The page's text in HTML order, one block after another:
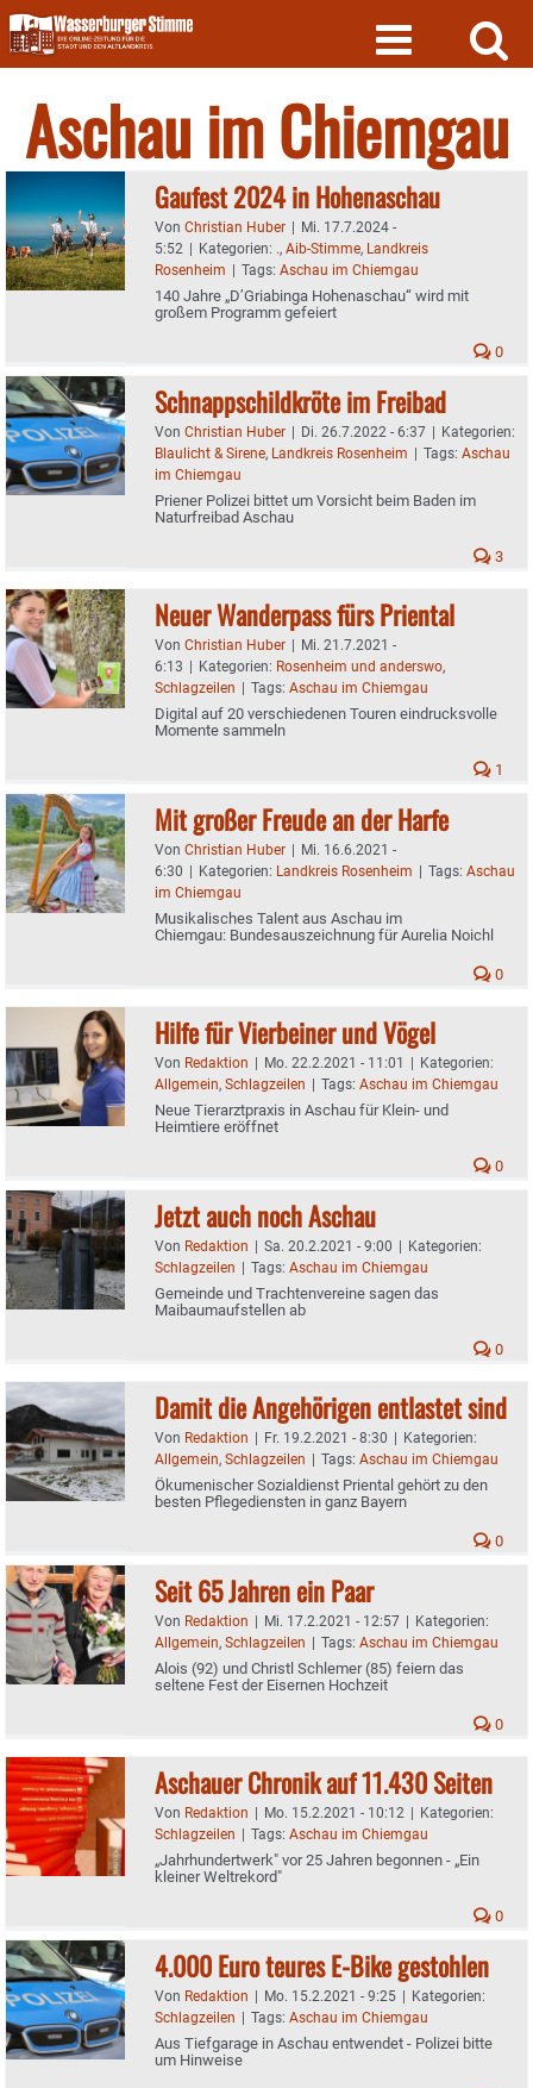
Skip
to
content
Aschau im Chiemgau
Gaufest 2024 in Hohenaschau
Von Christian Huber | Mi. 17.7.2024 -
5:52 | Kategorien: ., Aib-Stimme, Landkreis
Rosenheim | Tags: Aschau im Chiemgau
140 Jahre „D’Griabinga Hohenaschau“ wird mit
großem Programm gefeiert
0
Schnappschildkröte im Freibad
Von Christian Huber | Di. 26.7.2022 - 6:37 | Kategorien:
Blaulicht & Sirene, Landkreis Rosenheim | Tags: Aschau
im Chiemgau
Priener Polizei bittet um Vorsicht beim Baden im
Naturfreibad Aschau
3
Neuer Wanderpass fürs Priental
Von Christian Huber | Mi. 21.7.2021 -
6:13 | Kategorien: Rosenheim und anderswo,
Schlagzeilen | Tags: Aschau im Chiemgau
Digital auf 20 verschiedenen Touren eindrucksvolle
Momente sammeln
1
Mit großer Freude an der Harfe
Von Christian Huber | Mi. 16.6.2021 -
6:30 | Kategorien: Landkreis Rosenheim | Tags: Aschau
im Chiemgau
Musikalisches Talent aus Aschau im
Chiemgau: Bundesauszeichnung für Aurelia Noichl
0
Hilfe für Vierbeiner und Vögel
Von Redaktion | Mo. 22.2.2021 - 11:01 | Kategorien:
Allgemein, Schlagzeilen | Tags: Aschau im Chiemgau
Neue Tierarztpraxis in Aschau für Klein- und
Heimtiere eröffnet
0
Jetzt auch noch Aschau
Von Redaktion | Sa. 20.2.2021 - 9:00 | Kategorien:
Schlagzeilen | Tags: Aschau im Chiemgau
Gemeinde und Trachtenvereine sagen das
Maibaumaufstellen ab
0
Damit die Angehörigen entlastet sind
Von Redaktion | Fr. 19.2.2021 - 8:30 | Kategorien:
Allgemein, Schlagzeilen | Tags: Aschau im Chiemgau
Ökumenischer Sozialdienst Priental gehört zu den
besten Pflegediensten in ganz Bayern
0
Seit 65 Jahren ein Paar
Von Redaktion | Mi. 17.2.2021 - 12:57 | Kategorien:
Allgemein, Schlagzeilen | Tags: Aschau im Chiemgau
Alois (92) und Christl Schlemer (85) feiern das
seltene Fest der Eisernen Hochzeit
0
Aschauer Chronik auf 11.430 Seiten
Von Redaktion | Mo. 15.2.2021 - 10:12 | Kategorien:
Schlagzeilen | Tags: Aschau im Chiemgau
„Jahrhundertwerk" vor 25 Jahren begonnen - „Ein
kleiner Weltrekord"
0
4.000 Euro teures E-Bike gestohlen
Von Redaktion | Mo. 15.2.2021 - 9:25 | Kategorien:
Schlagzeilen | Tags: Aschau im Chiemgau
Aus Tiefgarage in Aschau entwendet - Polizei bitte
um Hinweise